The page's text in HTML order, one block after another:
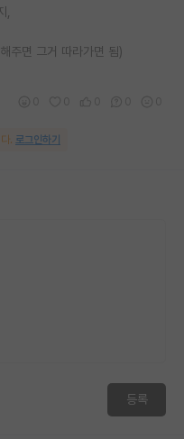
주면 그거 따라가면 됨)
. 로그인하기
등록